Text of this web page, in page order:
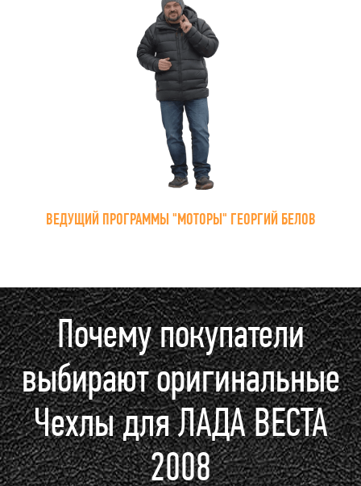
ВЕДУЩИЙ ПРОГРАММЫ "МОТОРЫ" ГЕОРГИЙ БЕЛОВ
Почему покупатели
выбирают оригинальные
Чехлы для ЛАДА ВЕСТА
2008